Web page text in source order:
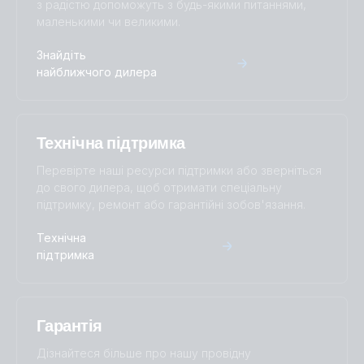
SmartShunt 300A-50mV IP65 (back)
SmartShunt 300A-50mV IP65 (left)
SmartShunt 300A-50mV IP65 (long cables)
SmartShunt 300A-50mV IP65 (top)
SmartShunt 2000A-50mV IP65.PT08
SmartShunt 2000A-50mV.PT02
SmartShunt 2000A-50mV.PT03
SmartShunt 2000A-50mV.PT04
SmartShunt 2000A-50mV.PT06
з радістю допоможуть з будь-якими питаннями,
маленькими чи великими.
Знайдіть
найближчого дилера
Технічна підтримка
Перевірте наші ресурси підтримки або зверніться
до свого дилера, щоб отримати спеціальну
підтримку, ремонт або гарантійні зобов'язання.
Технічна
підтримка
Гарантія
Дізнайтеся більше про нашу провідну